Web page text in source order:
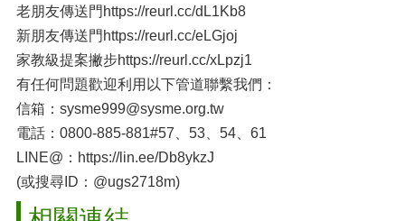
老朋友傳送門https://reurl.cc/dL1Kb8
新朋友傳送門https://reurl.cc/eLGjoj
家教級提案撇步https://reurl.cc/xLpzj1
有任何問題歡迎利用以下管道聯繫我們：
信箱：sysme999@sysme.org.tw
電話：0800-885-881#57、53、54、61
LINE@：https://lin.ee/Db8ykzJ
(或搜尋ID：@ugs2718m)